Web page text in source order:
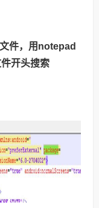
件，用notepad
开头搜索